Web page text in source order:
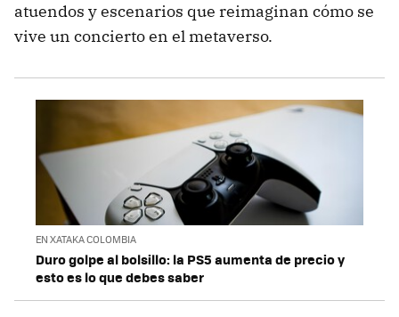
atuendos y escenarios que reimaginan cómo se
vive un concierto en el metaverso.
EN XATAKA COLOMBIA
Duro golpe al bolsillo: la PS5 aumenta de precio y
esto es lo que debes saber